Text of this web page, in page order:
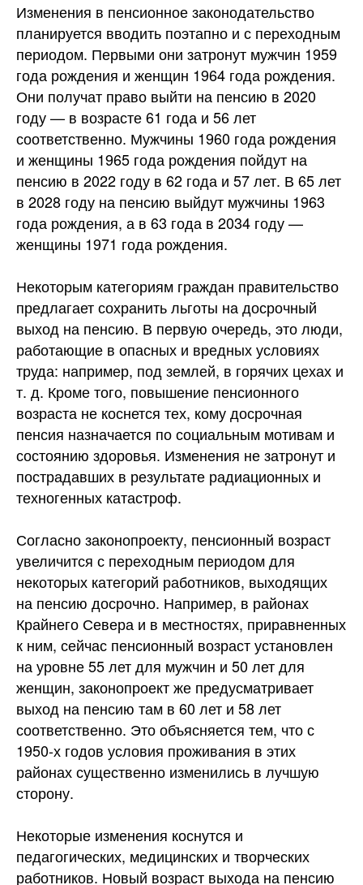
Изменения в пенсионное законодательство
планируется вводить поэтапно и с переходным
периодом. Первыми они затронут мужчин 1959
года рождения и женщин 1964 года рождения.
Они получат право выйти на пенсию в 2020
году — в возрасте 61 года и 56 лет
соответственно. Мужчины 1960 года рождения
и женщины 1965 года рождения пойдут на
пенсию в 2022 году в 62 года и 57 лет. В 65 лет
в 2028 году на пенсию выйдут мужчины 1963
года рождения, а в 63 года в 2034 году —
женщины 1971 года рождения.
Некоторым категориям граждан правительство
предлагает сохранить льготы на досрочный
выход на пенсию. В первую очередь, это люди,
работающие в опасных и вредных условиях
труда: например, под землей, в горячих цехах и
т. д. Кроме того, повышение пенсионного
возраста не коснется тех, кому досрочная
пенсия назначается по социальным мотивам и
состоянию здоровья. Изменения не затронут и
пострадавших в результате радиационных и
техногенных катастроф.
Согласно законопроекту, пенсионный возраст
увеличится с переходным периодом для
некоторых категорий работников, выходящих
на пенсию досрочно. Например, в районах
Крайнего Севера и в местностях, приравненных
к ним, сейчас пенсионный возраст установлен
на уровне 55 лет для мужчин и 50 лет для
женщин, законопроект же предусматривает
выход на пенсию там в 60 лет и 58 лет
соответственно. Это объясняется тем, что с
1950-х годов условия проживания в этих
районах существенно изменились в лучшую
сторону.
Некоторые изменения коснутся и
педагогических, медицинских и творческих
работников. Новый возраст выхода на пенсию